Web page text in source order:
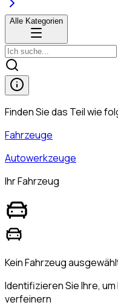
Alle Kategorien
Finden Sie das Teil wie
Fahrzeuge
Autowerkzeuge
Ihr Fahrzeug
Kein Fahrzeug
Identifizieren Sie Ihre,
verfeinern